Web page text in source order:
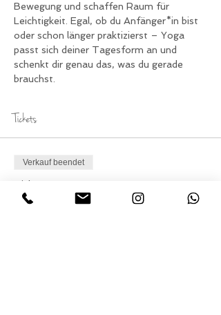
Bewegung und schaffen Raum für
Leichtigkeit. Egal, ob du Anfänger*in bist
oder schon länger praktizierst – Yoga
passt sich deiner Tagesform an und
schenkt dir genau das, was du gerade
brauchst.
Tickets
Verkauf beendet
Tickettyp
Yoga am Sonntag